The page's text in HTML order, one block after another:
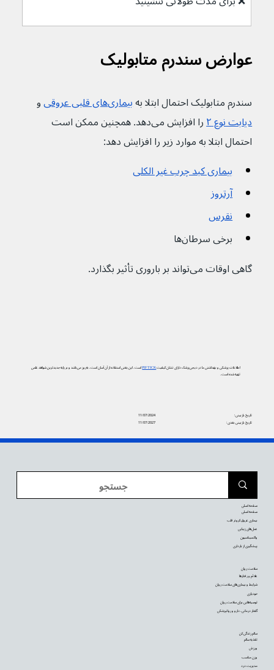
عوارض سندرم متابولیک
سندرم متابولیک احتمال ابتلا به بیماری‌‌های قلبی عروقی
و
دیابت نوع ۲
را افزایش می‌دهد. همچنین ممکن است
احتمال ابتلا به موارد زیر را افزایش دهد:
بیماری کبد چرب غیر الکلی
آرتروز
نقرس
برخی سرطان‌ها
گاهی اوقات می‌تواند بر باروری تأثیر بگذارد.
اطلاعات پزشکی و بهداشتی ما در دیجی‌پزشک دارای نشان کیفیتPIF TICKاست. این یعنی استفاده از آن آسان است، به‌روز می‌باشد و بر پایه جدیدترین شواهد علمی
تهیه شده است.
11/07/2024
تاریخ بازبینی:
11/07/2027
تاریخ بازبینی بعدی:
سالم زندگی کن
تغذیه سالم
ورزش
وزن مناسب
مدیریت درد
سلامت روان
علائم و رفتارها
شرایط و بیماری‌های سلامت روان
خودیاری
توصیه‌‌هایی برای سلامت روان
گفتار درمانی، دارو و روانپزشکی
صفحه اصلی
صفحه اصلی
بیماری عروق کرونر قلب
عمل‌های زیبایی
واکسیناسیون
پیشگیری از بارداری